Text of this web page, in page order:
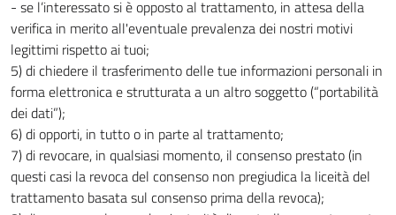
- se l’interessato si è opposto al trattamento, in attesa della
verifica in merito all'eventuale prevalenza dei nostri motivi
legittimi rispetto ai tuoi;
5) di chiedere il trasferimento delle tue informazioni personali in
forma elettronica e strutturata a un altro soggetto (“portabilità
dei dati”);
6) di opporti, in tutto o in parte al trattamento;
7) di revocare, in qualsiasi momento, il consenso prestato (in
questi casi la revoca del consenso non pregiudica la liceità del
trattamento basata sul consenso prima della revoca);